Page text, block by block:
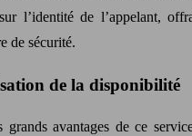
l’identité de l’appelant,
de sécurité.
de la disponibilité
grands avantages de ce